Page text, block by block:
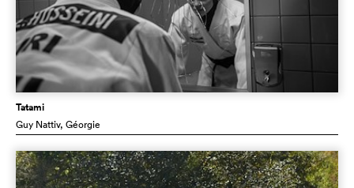
Tatami
Guy Nattiv, Géorgie